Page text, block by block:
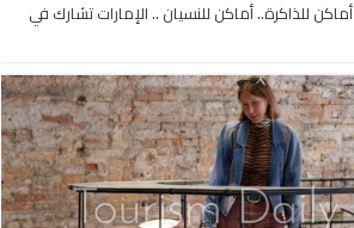
أماكن للذاكرة.. أماكن للنسيان .. الإمارات تشارك في